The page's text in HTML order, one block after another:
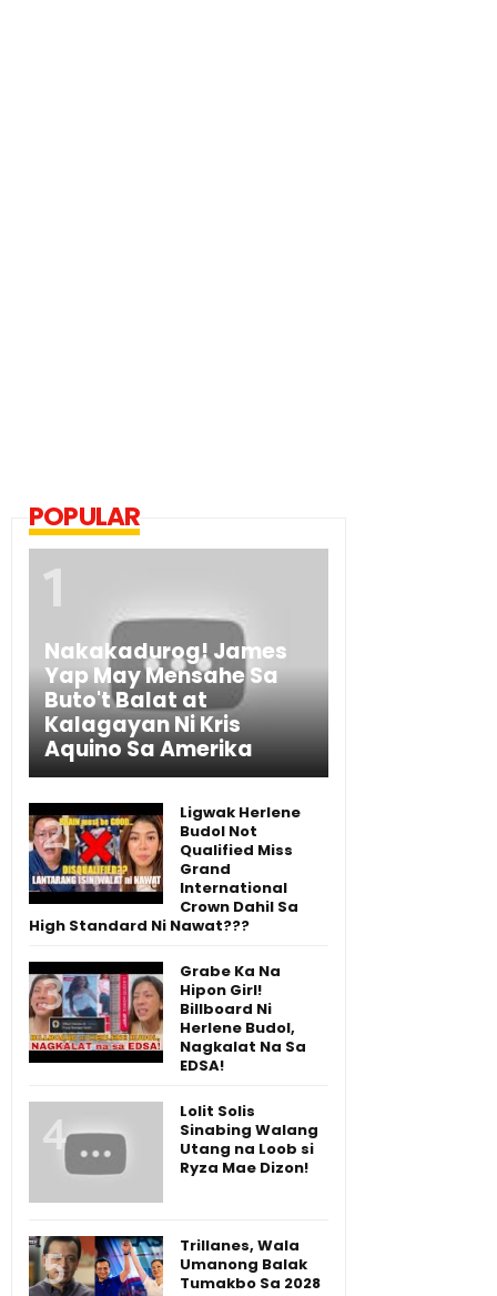
POPULAR
Nakakadurog! James
Yap May Mensahe Sa
Buto't Balat at
Kalagayan Ni Kris
Aquino Sa Amerika
Ligwak Herlene
Budol Not
Qualified Miss
Grand
International
Crown Dahil Sa
High Standard Ni Nawat???
Grabe Ka Na
Hipon Girl!
Billboard Ni
Herlene Budol,
Nagkalat Na Sa
EDSA!
Lolit Solis
Sinabing Walang
Utang na Loob si
Ryza Mae Dizon!
Trillanes, Wala
Umanong Balak
Tumakbo Sa 2028